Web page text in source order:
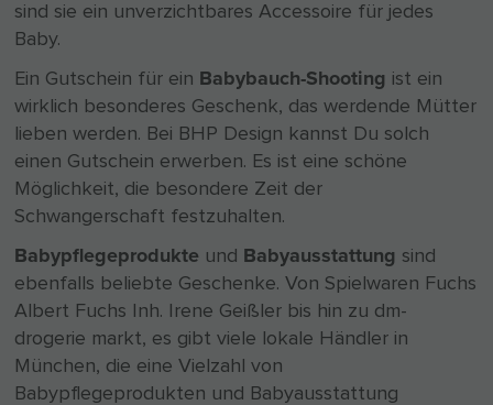
sind sie ein unverzichtbares Accessoire für jedes
Baby.
Ein Gutschein für ein Babybauch-Shooting ist ein
wirklich besonderes Geschenk, das werdende Mütter
lieben werden. Bei BHP Design kannst Du solch
einen Gutschein erwerben. Es ist eine schöne
Möglichkeit, die besondere Zeit der
Schwangerschaft festzuhalten.
Babypflegeprodukte und Babyausstattung sind
ebenfalls beliebte Geschenke. Von Spielwaren Fuchs
Albert Fuchs Inh. Irene Geißler bis hin zu dm-
drogerie markt, es gibt viele lokale Händler in
München, die eine Vielzahl von
Babypflegeprodukten und Babyausstattung